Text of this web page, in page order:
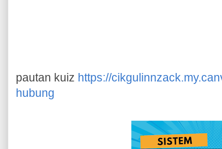
pautan kuiz https://
hubung